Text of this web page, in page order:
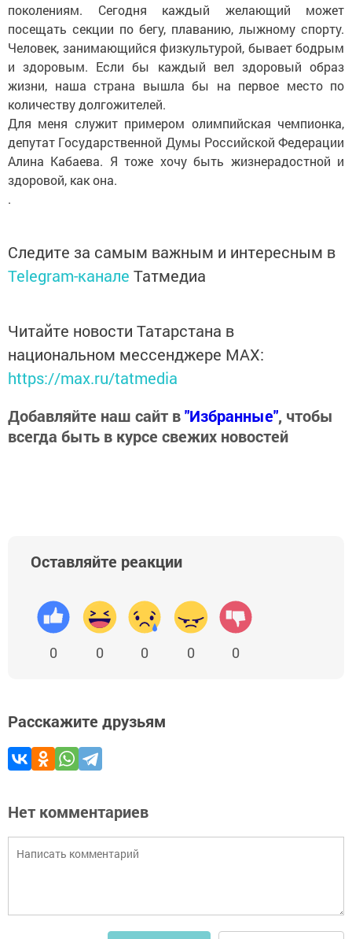
поколениям. Сегодня каждый желающий может
посещать секции по бегу, плаванию, лыжному спорту.
Человек, занимающийся физкультурой, бывает бодрым
и здоровым. Если бы каждый вел здоровый образ
жизни, наша страна вышла бы на первое место по
количеству долгожителей.
Для меня служит примером олимпийская чемпионка,
депутат Государственной Думы Российской Федерации
Алина Кабаева. Я тоже хочу быть жизнерадостной и
здоровой, как она.
.
Следите за самым важным и интересным в
Telegram-канале Татмедиа
Читайте новости Татарстана в
национальном мессенджере MАХ:
https://max.ru/tatmedia
Добавляйте наш сайт в"Избранные", чтобы
всегда быть в курсе свежих новостей
Оставляйте реакции
0 0 0 0 0
Расскажите друзьям
Нет комментариев